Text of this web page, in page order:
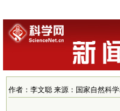
作者：李文聪 来源：国家自然科